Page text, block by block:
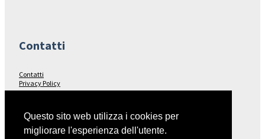
Contatti
Contatti
Privacy Policy
Seguici su…
Questo sito web utilizza i cookies per
migliorare l'esperienza dell'utente.